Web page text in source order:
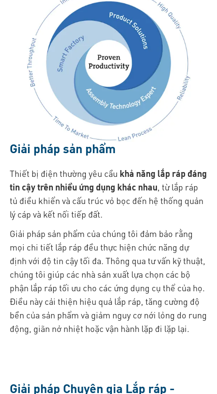
Giải pháp sản phẩm
Thiết bị điện thường yêu cầu khả năng lắp ráp đáng
tin cậy trên nhiều ứng dụng khác nhau, từ lắp ráp
tủ điều khiển và cấu trúc vỏ bọc đến hệ thống quản
lý cáp và kết nối tiếp đất.
Giải pháp sản phẩm của chúng tôi đảm bảo rằng
mọi chi tiết lắp ráp đều thực hiện chức năng dự
định với độ tin cậy tối đa. Thông qua tư vấn kỹ thuật,
chúng tôi giúp các nhà sản xuất lựa chọn các bộ
phận lắp ráp tối ưu cho các ứng dụng cụ thể của họ.
Điều này cải thiện hiệu quả lắp ráp, tăng cường độ
bền của sản phẩm và giảm nguy cơ nới lỏng do rung
động, giãn nở nhiệt hoặc vận hành lặp đi lặp lại.
Giải pháp Chuyên gia Lắp ráp -